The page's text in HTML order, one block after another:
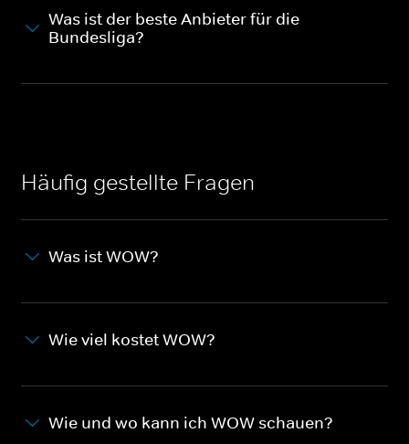
Was ist der beste Anbieter für die
Bundesliga?
Häufig gestellte Fragen
Was ist WOW?
Wie viel kostet WOW?
Wie und wo kann ich WOW schauen?